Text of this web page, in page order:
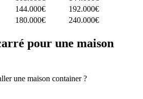
144.000€
192.000€
180.000€ 240.000€
pour une maison
une maison container ?